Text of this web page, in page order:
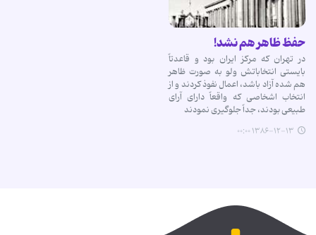
حفظ ظاهر هم نشد!
در تهران که مرکز ایران بود و قاعدتاً
بایستی انتخاباتش ولو به صورت ظاهر
هم شده آزاد باشد، اعمال نفوذ کردند و از
انتخاب اشخاصی که واقعاً دارای آرای
طبیعی بودند، جداً جلوگیری نمودند
۱۳۸۶-۱۲-۱۳ ۰۰:۰۰